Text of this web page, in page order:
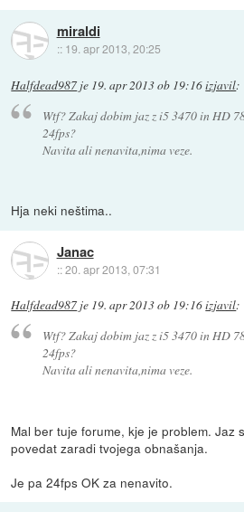
miraldi
:: 19. apr 2013, 20:25
Halfdead987 je 19. apr 2013 ob 19:16izjavil:
Wtf? Zakaj dobim jaz z i5 3470 in HD
24fps?
Navita ali nenavita,nima veze.
Hja neki neštima..
Janac
::20. apr 2013, 07:31
Halfdead987 je 19. apr 2013 ob 19:16izjavil:
Wtf? Zakaj dobim jaz z i5 3470 in HD
24fps?
Navita ali nenavita,nima veze.
Mal ber tuje forume, kje je problem. Jaz
povedat zaradi tvojega obnašanja.
Je pa 24fps OK za nenavito.